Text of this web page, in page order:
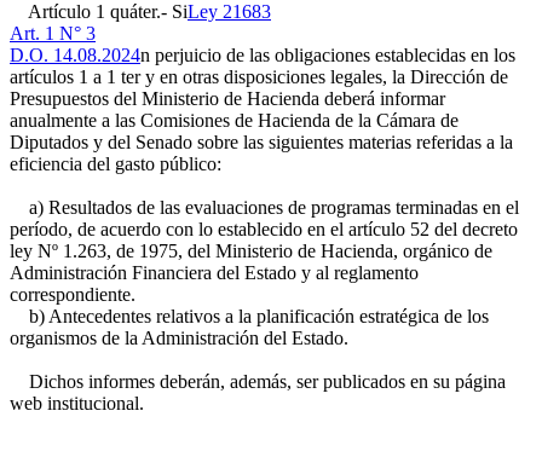
Artículo 1 quáter.- SiLey 21683
Art. 1 N° 3
D.O. 14.08.2024n perjuicio de las obligaciones establecidas en los
artículos 1 a 1 ter y en otras disposiciones legales, la Dirección de
Presupuestos del Ministerio de Hacienda deberá informar
anualmente a las Comisiones de Hacienda de la Cámara de
Diputados y del Senado sobre las siguientes materias referidas a la
eficiencia del gasto público:
a) Resultados de las evaluaciones de programas terminadas en el
período, de acuerdo con lo establecido en el artículo 52 del decreto
ley Nº 1.263, de 1975, del Ministerio de Hacienda, orgánico de
Administración Financiera del Estado y al reglamento
correspondiente.
b) Antecedentes relativos a la planificación estratégica de los
organismos de la Administración del Estado.
Dichos informes deberán, además, ser publicados en su página
web institucional.